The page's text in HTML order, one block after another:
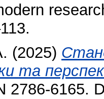
(2025)
та
2786-6165.